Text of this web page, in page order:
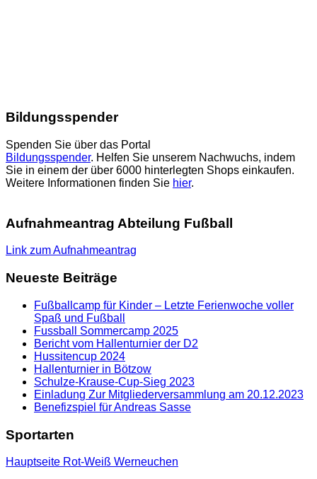
Bildungsspender
Spenden Sie über das Portal
Bildungsspender. Helfen Sie unserem Nachwuchs, indem
Sie in einem der über 6000 hinterlegten Shops einkaufen.
Weitere Informationen finden Sie hier.
Aufnahmeantrag Abteilung Fußball
Link zum Aufnahmeantrag
Neueste Beiträge
Fußballcamp für Kinder – Letzte Ferienwoche voller
Spaß und Fußball
Fussball Sommercamp 2025
Bericht vom Hallenturnier der D2
Hussitencup 2024
Hallenturnier in Bötzow
Schulze-Krause-Cup-Sieg 2023
Einladung Zur Mitgliederversammlung am 20.12.2023
Benefizspiel für Andreas Sasse
Sportarten
Hauptseite Rot-Weiß Werneuchen